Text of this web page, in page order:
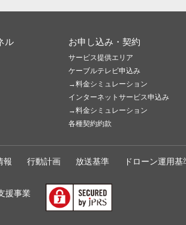
ル お申し込み・契約
サービス提供エリア
ケーブルテレビ申込み
→料金シミュレーション
インターネットサービス申込み
→料金シミュレーション
各種契約約款
報 行動計画 放送基準 ドローン運用基
援事業